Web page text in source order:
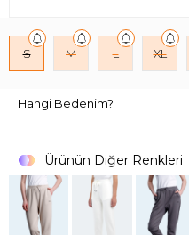
S M L XL
Hangi Bedenim?
Ürünün Diğer Renkleri